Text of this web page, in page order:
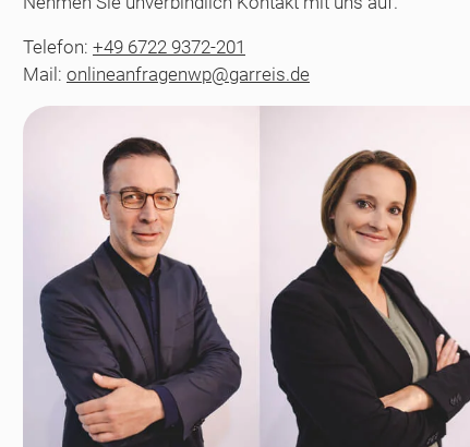
Telefon: +49 6722 9372-201
Mail: onlineanfragenwp@garreis.de